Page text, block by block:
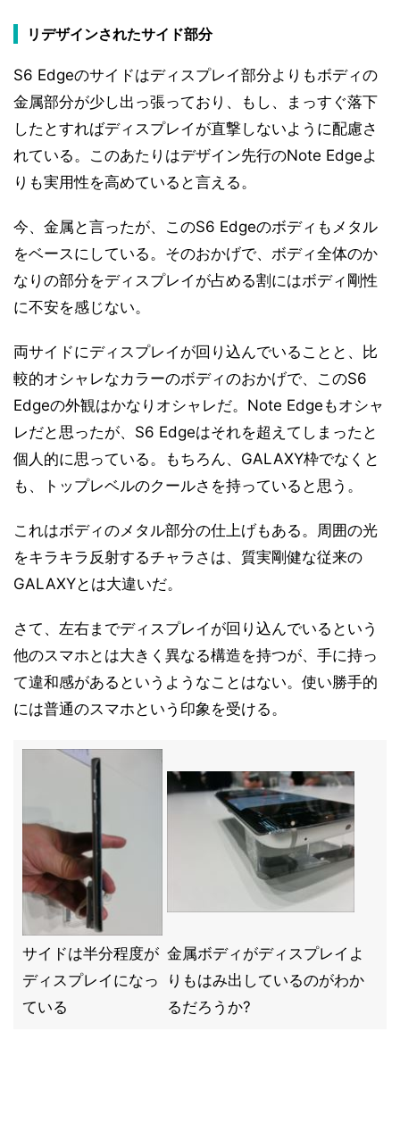
リデザインされたサイド部分
S6 Edgeのサイドはディスプレイ部分よりもボディの
金属部分が少し出っ張っており、もし、まっすぐ落下
したとすればディスプレイが直撃しないように配慮さ
れている。このあたりはデザイン先行のNote Edgeよ
りも実用性を高めていると言える。
今、金属と言ったが、このS6 Edgeのボディもメタル
をベースにしている。そのおかげで、ボディ全体のか
なりの部分をディスプレイが占める割にはボディ剛性
に不安を感じない。
両サイドにディスプレイが回り込んでいることと、比
較的オシャレなカラーのボディのおかげで、このS6
Edgeの外観はかなりオシャレだ。Note Edgeもオシャ
レだと思ったが、S6 Edgeはそれを超えてしまったと
個人的に思っている。もちろん、GALAXY枠でなくと
も、トップレベルのクールさを持っていると思う。
これはボディのメタル部分の仕上げもある。周囲の光
をキラキラ反射するチャラさは、質実剛健な従来の
GALAXYとは大違いだ。
さて、左右までディスプレイが回り込んでいるという
他のスマホとは大きく異なる構造を持つが、手に持っ
て違和感があるというようなことはない。使い勝手的
には普通のスマホという印象を受ける。
サイドは半分程度が
ディスプレイになっ
ている
金属ボディがディスプレイよ
りもはみ出しているのがわか
るだろうか?